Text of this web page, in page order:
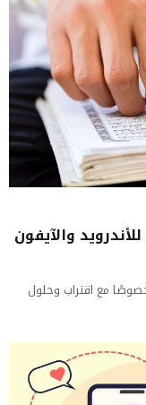
والآيفون
افضل برنامج الأذان ومواقيت الصلاة 2023 خصوصًا مع اقتراب وحلول